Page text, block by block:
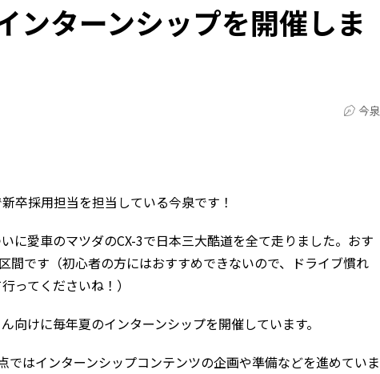
ンターンシップを開催しま
今泉
卒採用担当を担当している今泉です！
に愛車のマツダのCX-3で日本三大酷道を全て走りました。おす
間です（初心者の方にはおすすめできないので、ドライブ慣れ
ってくださいね！）
向けに毎年夏のインターンシップを開催しています。
ではインターンシップコンテンツの企画や準備などを進めていま